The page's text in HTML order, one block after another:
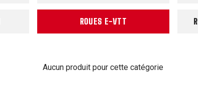
ROUES E-VTT
Aucun produit pour cette catégorie